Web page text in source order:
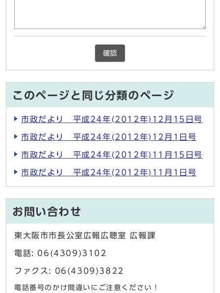
確認
このページと同じ分類のページ
市政だより 平成24年(2012年)12月15日号
市政だより 平成24年(2012年)12月1日号
市政だより 平成24年(2012年)11月15日号
市政だより 平成24年(2012年)11月1日号
お問い合わせ
東大阪市市長公室広報広聴室 広報課
電話: 06(4309)3102
ファクス: 06(4309)3822
電話番号のかけ間違いにご注意ください！